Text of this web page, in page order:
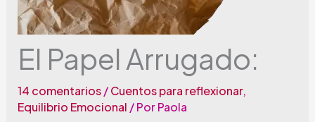
El Papel Arrugado:
14 comentarios /Cuentos para reflexionar,
Equilibrio Emocional / PorPaola